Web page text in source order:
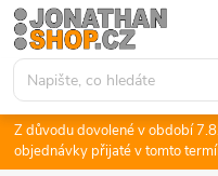
Přejít
na
obsah
Z důvodu dovolené v období
objednávky přijaté v tomto